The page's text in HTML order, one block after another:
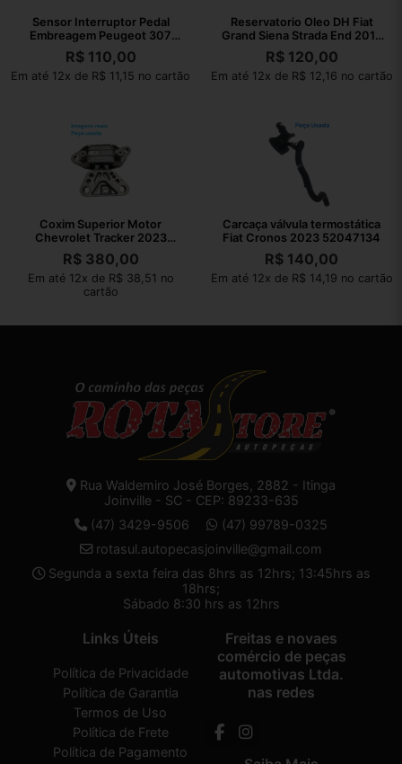
Sensor Interruptor Pedal
Embreagem Peugeot 307
2008 Original
R$110,00
Em até 12x de R$ 11,15 no cartão
Reservatorio Oleo DH Fiat
Grand Siena Strada End 2013
050535
R$120,00
Em até 12x de R$ 12,16 no cartão
Coxim Superior Motor
Chevrolet Tracker 2023
AISi9Cu3Fe1
R$380,00
Em até 12x de R$ 38,51 no
cartão
Carcaça válvula termostática
Fiat Cronos 2023 52047134
R$ 140,00
Em até 12x de R$ 14,19 no cartão
Rua Waldemiro José Borges, 2882 - Itinga
Joinville - SC - CEP: 89233-635
(47) 3429-9506
(47) 99789-0325
rotasul.autopecasjoinville@gmail.com
Segunda a sexta feira das 8hrs as 12hrs; 13:45hrs as
18hrs;
Sábado 8:30 hrs as 12hrs
Links Úteis
Política de Privacidade
Política de Garantia
Termos de Uso
Política de Frete
Política de Pagamento
Freitas e novaes
comércio de peças
automotivas Ltda.
nas redes